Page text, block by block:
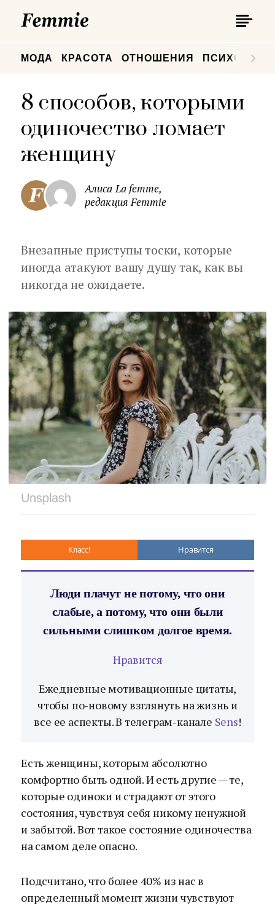
МОДА КРАСОТА ОТНОШЕНИЯ
8 способов, которыми
одиночество ломает
женщину
Алиса La femme,
редакция Femmie
Внезапные приступы тоски, которые
иногда атакуют вашу душу так, как вы
никогда не ожидаете.
Unsplash
Класс! Нравится
Люди плачут не потому, что они
слабые, а потому, что они были
сильными слишком долгое время.
Нравится
Ежедневные мотивационные цитаты,
чтобы по-новому взглянуть на жизнь и
все ее аспекты. В телеграм-канале Sens!
Есть женщины, которым абсолютно
комфортно быть одной. И есть другие — те,
которые одиноки и страдают от этого
состояния, чувствуя себя никому ненужной
и забытой. Вот такое состояние одиночества
на самом деле опасно.
Подсчитано, что более 40% из нас в
определенный момент жизни чувствуют